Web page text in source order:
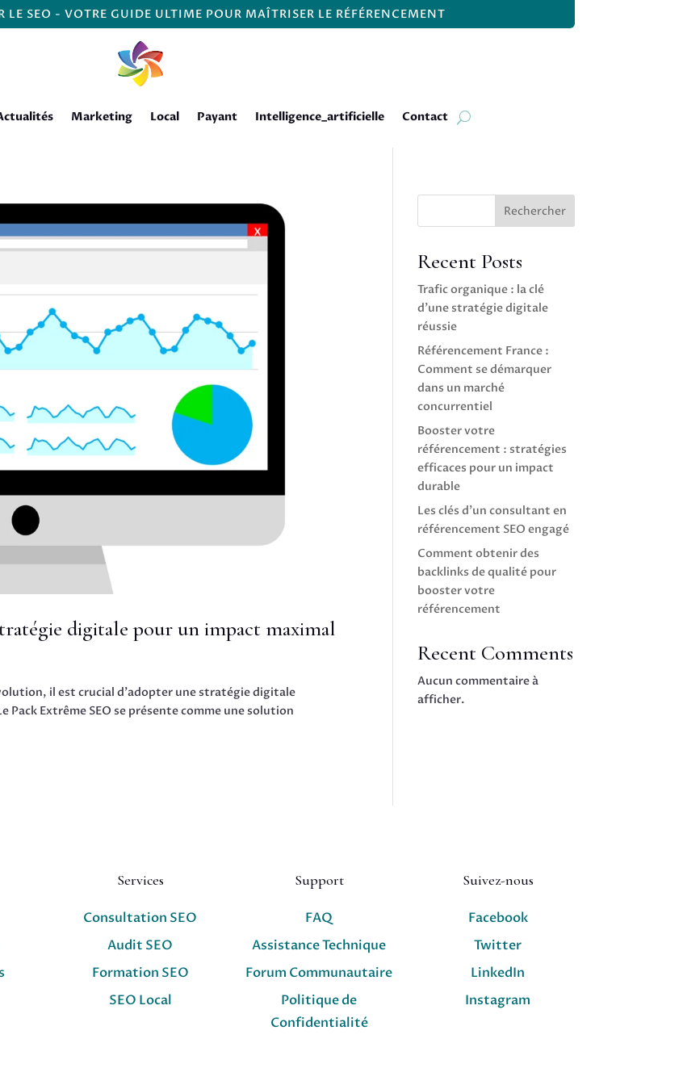
LE SEO - VOTRE GUIDE ULTIME POUR MAÎTRISER LE RÉFÉRENCEMENT
Marketing Local Payant Intelligence_artificielle Contact
digitale pour un impact maximal
il est crucial d’adopter une stratégie digitale
Extrême SEO se présente comme une solution
Rechercher
Recent Posts
Trafic organique : la clé
d’une stratégie digitale
réussie
Référencement France :
Comment se démarquer
dans un marché
concurrentiel
Booster votre
référencement : stratégies
efficaces pour un impact
durable
Les clés d’un consultant en
référencement SEO engagé
Comment obtenir des
backlinks de qualité pour
booster votre
référencement
Recent Comments
Aucun commentaire à
afficher.
Services
Consultation SEO
Audit SEO
Formation SEO
SEO Local
Support
FAQ
Assistance Technique
Forum Communautaire
Politique de
Confidentialité
Suivez-nous
Facebook
Twitter
LinkedIn
Instagram